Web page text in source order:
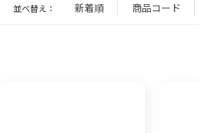
並べ替え： 新着順 商品コード